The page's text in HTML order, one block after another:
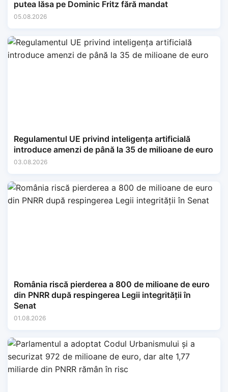
putea lăsa pe Dominic Fritz fără mandat
05.08.2026
Regulamentul UE privind inteligența artificială
introduce amenzi de până la 35 de milioane de euro
03.08.2026
România riscă pierderea a 800 de milioane de euro
din PNRR după respingerea Legii integrității în
Senat
01.08.2026